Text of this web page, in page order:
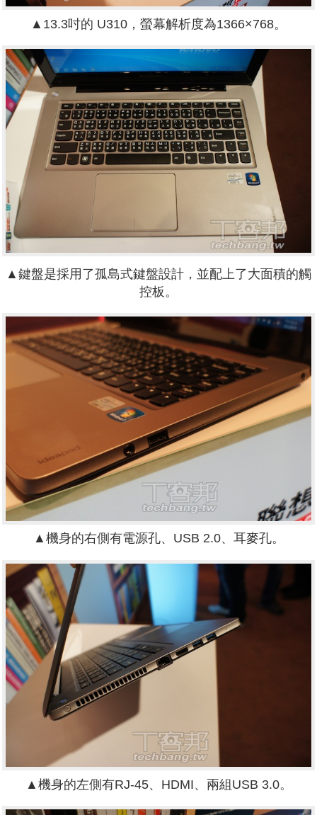
▲13.3吋的 U310，螢幕解析度為1366×768。
▲鍵盤是採用了孤島式鍵盤設計，並配上了大面積的觸
控板。
▲機身的右側有電源孔、USB 2.0、耳麥孔。
▲機身的左側有RJ-45、HDMI、兩組USB 3.0。